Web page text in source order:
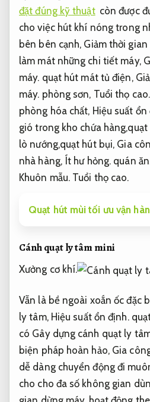
đặt đúng kỹ thuật còn được
cho việc hút khí nóng trong
bên bên cạnh, Giảm thời
làm mát những chi tiết máy,
máy. quạt hút mát tủ điện,
máy. phòng sơn, Tuổi thọ cao.
phòng hóa chất, Hiệu suất ổn
gió trong kho chứa
lò nướng,quạt hút bụi, Gia
nhà hàng, Ít hư hỏng. quán
Khuôn mẫu. Tuổi thọ cao.
Quạt hút mùi tối ưu vận
Cánh quạt ly tâm mini
Xưởng cơ khí.
Vẫn là bề ngoài xoắn ốc đặc
ly tâm, Hiệu suất ổn định.
có Gây dựng cánh quạt ly
biện pháp hoàn hảo, Gia
dễ dàng chuyển động đi
cho cho đa số không gian